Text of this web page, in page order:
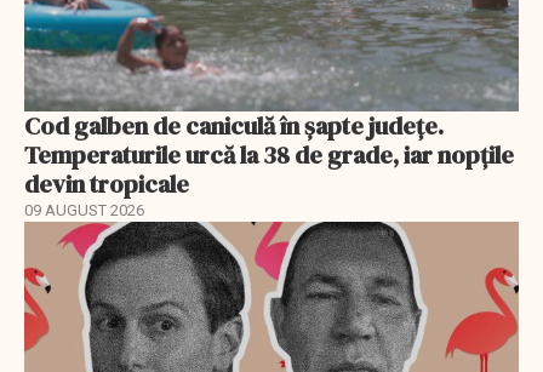
Cod galben de caniculă în șapte județe.
Temperaturile urcă la 38 de grade, iar nopțile
devin tropicale
09 AUGUST 2026